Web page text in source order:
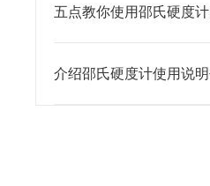
五点教你使用邵氏硬度
介绍邵氏硬度计使用说